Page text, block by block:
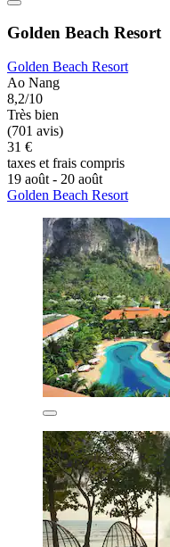
Golden Beach Resort
Golden Beach Resort
Ao Nang
8,2/10
Très bien
(701 avis)
31 €
taxes et frais compris
19 août - 20 août
Golden Beach Resort